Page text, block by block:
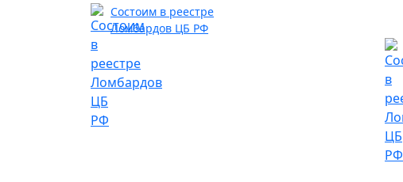
Состоим в реестре
Ломбардов ЦБ РФ